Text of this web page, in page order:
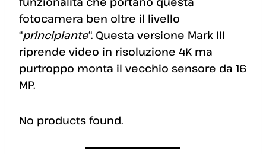
fotocamera ben oltre il livello
“principiante“. Questa versione Mark III
riprende video in risoluzione 4K ma
purtroppo monta il vecchio sensore da 16
MP.
No products found.